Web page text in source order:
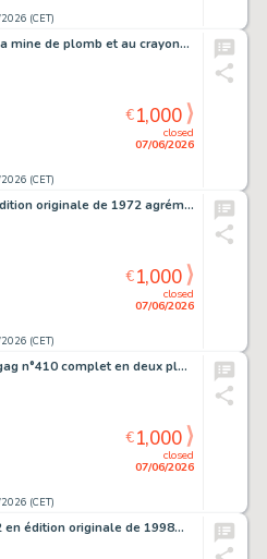
(CET)
mine de plomb et au crayon…
(CET)
closed
07/06/2026
€1,000
Tome R2 en édition originale de 1972 agrémenté…
(CET)
closed
07/06/2026
€1,000
L'Agent 212, gag n°410 complet en deux planches…
(CET)
closed
07/06/2026
€1,000
en édition originale de 1998…